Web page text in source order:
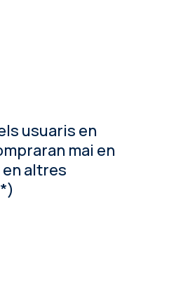
usuaris en
mai en
altres